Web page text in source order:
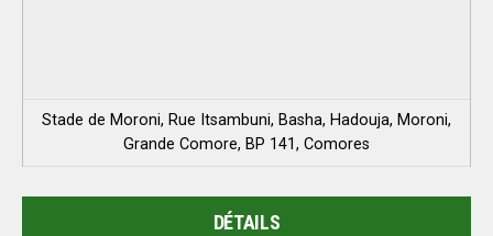
Stade de Moroni, Rue Itsambuni, Basha, Hadouja, Moroni,
Grande Comore, BP 141, Comores
DÉTAILS